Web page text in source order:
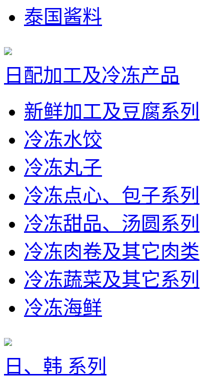
泰国酱料
日配加工及冷冻产品
新鲜加工及豆腐系列
冷冻水饺
冷冻丸子
冷冻点心、包子系列
冷冻甜品、汤圆系列
冷冻肉卷及其它肉类
冷冻蔬菜及其它系列
冷冻海鲜
日、韩 系列